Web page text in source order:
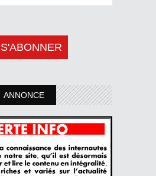
S'ABONNER
ANNONCE